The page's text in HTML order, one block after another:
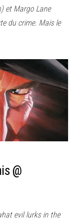
et Margo Lane
du crime. Mais le
@
evil lurks in the